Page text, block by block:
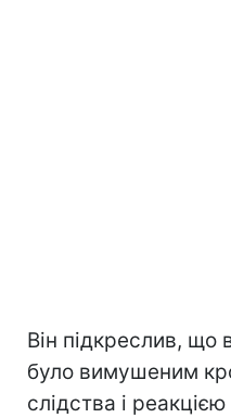
Він підкреслив, що
було вимушеним
слідства і